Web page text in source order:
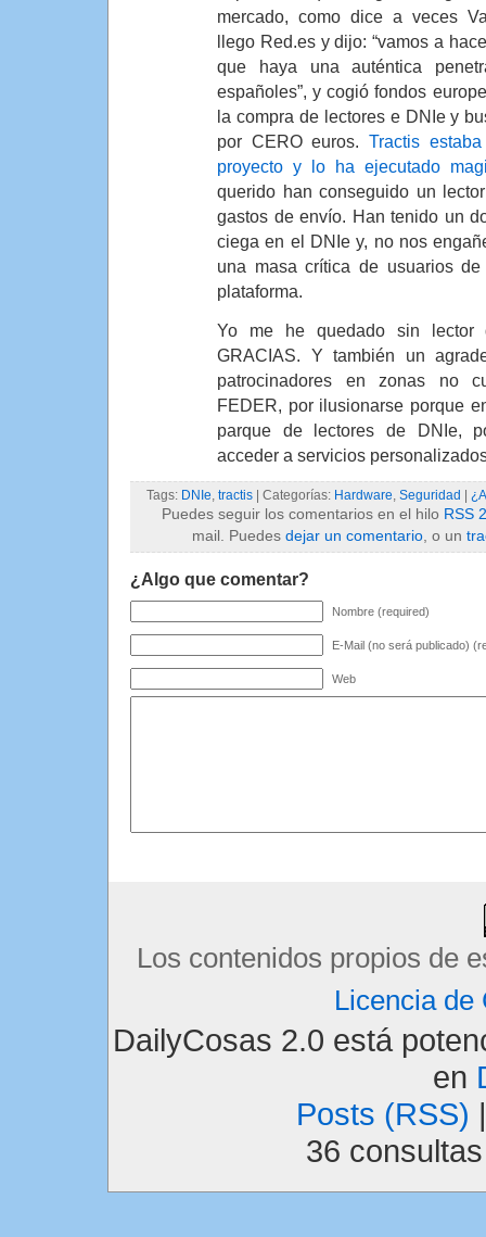
mercado, como dice a veces
llego Red.es y dijo: “vamos a
que haya una auténtica
españoles”, y cogió fondos
la compra de lectores e DNIe y
por CERO euros. Tractis
proyecto y lo ha ejecutado
querido han conseguido un
gastos de envío. Han tenido un
ciega en el DNIe y, no nos
una masa crítica de usuarios
plataforma.
Yo me he quedado sin
GRACIAS. Y también un
patrocinadores en zonas no
FEDER, por ilusionarse porque
parque de lectores de DNIe,
acceder a servicios
Tags: DNIe, tractis | Categorías: Hardware, Seguridad
Puedes seguir los comentarios en el hilo RSS
mail. Puedes dejar un comentario, o un
¿Algo que comentar?
Nombre (required)
E-Mail (no será publicado)
Web
Los contenidos propios de
Licencia de
DailyCosas 2.0 está
en
Posts (RSS)
36